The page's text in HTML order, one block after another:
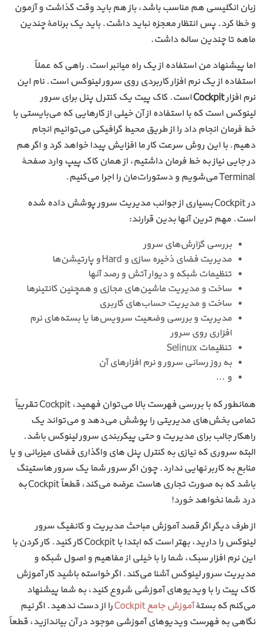
زبان انگلیسی هم مناسب باشد، باز هم باید وقت گذاشت و آزمون
و خطا کرد. پس انتظار معجزه نباید داشت. باید یک برنامهٔ چندین
ماهه تا چندین ساله داشت.
اما پیشنهاد من استفاده از یک راه میانبر است. راهی که عملاً
استفاده از یک نرم افزار کاربردی روی سرور لینوکس است. نام این
نرم افزارCockpitاست. کاک پیت یک کنترل پنل برای سرور
لینوکس است که با استفاده از آن خیلی از کارهایی که می‌بایستی با
خط فرمان انجام داد را از طریق محیط گرافیکی می‌توانیم انجام
دهیم. با این روش سرعت کار ما افزایش پیدا خواهد کرد و اگر هم
در جایی نیاز به خط فرمان داشتیم، از همان کاک پیپ وارد صفحهٔ
Terminal می‌شویم و دستورات‌مان را اجرا می‌کنیم.
در Cockpit بسیاری از جوانب مدیریت سرور پوشش داده شده
است. مهم ترین آنها بدین قرارند:
بررسی گزارش‌های سرور
مدیریت فضای ذخیره سازی و Hard و پارتیشن‌ها
تنظیمات شبکه و دیوار آتش و رصد آنها
ساخت و مدیریت ماشین‌های مجازی و همچنین کانتینرها
ساخت و مدیریت حساب‌های کاربری
مدیریت و بررسی وضعیت سرویس‌ها یا بسته‌های نرم
افزاری روی سرور
تنظیمات Selinux
به روز رسانی سرور و نرم افزارهای آن
و …
همانطور که با بررسی فهرست بالا می‌توان فهمید، Cockpit تقریباً
تمامی بخش‌های مدیریتی را پوشش می‌دهد و می‌تواند یک
راهکار جالب برای مدیریت و حتی پیکربندی سرور لینوکس باشد.
البته سروری که نیازی به کنترل پنل های واگذاری فضای میزبانی و یا
منابع به کاربر نهایی ندارد. چون اگر سرور شما یک سرور هاستینگ
باشد که به صورت تجاری هاست عرضه می‌کند، قطعاً Cockpit به
درد شما نخواهد خورد!
از طرف دیگر اگر قصد آموزش مباحث مدیریت و کانفیگ سرور
لینوکس را دارید، بهتر است که ابتدا با Cockpit کار کنید. کار کردن با
این نرم افزار سبک، شما را با خیلی از مفاهیم و اصول شبکه و
مدیریت سرور لینوکس آشنا می‌کند. اگر خواسته باشید کار آموزش
کاک پیت را با ویدیوهای آموزشی شروع کنید، به شما پیشنهاد
می‌کنم که بستهٔآموزش جامع Cockpit
را از دست ندهید. اگر نیم
نگاهی به فهرست ویدیوهای آموزشی موجود در آن بیاندازید، قطعاً